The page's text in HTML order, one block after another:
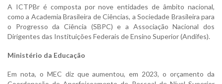
A ICTPBr é composta por nove entidades de âmbito nacional,
como a Academia Brasileira de Ciências, a Sociedade Brasileira para
o Progresso da Ciência (SBPC) e a Associação Nacional dos
Dirigentes das Instituições Federais de Ensino Superior (Andifes).
Ministério da Educação
Em nota, o MEC diz que aumentou, em 2023, o orçamento da